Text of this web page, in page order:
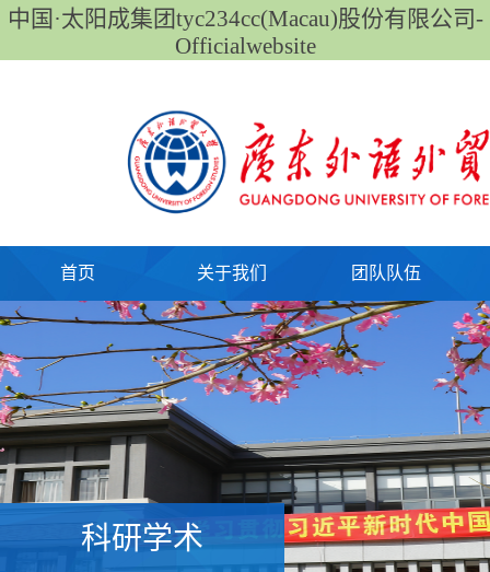
中国·太阳成集团tyc234cc(Macau)股份有限公司-
Officialwebsite
首页 关于我们 团队队伍
科研学术